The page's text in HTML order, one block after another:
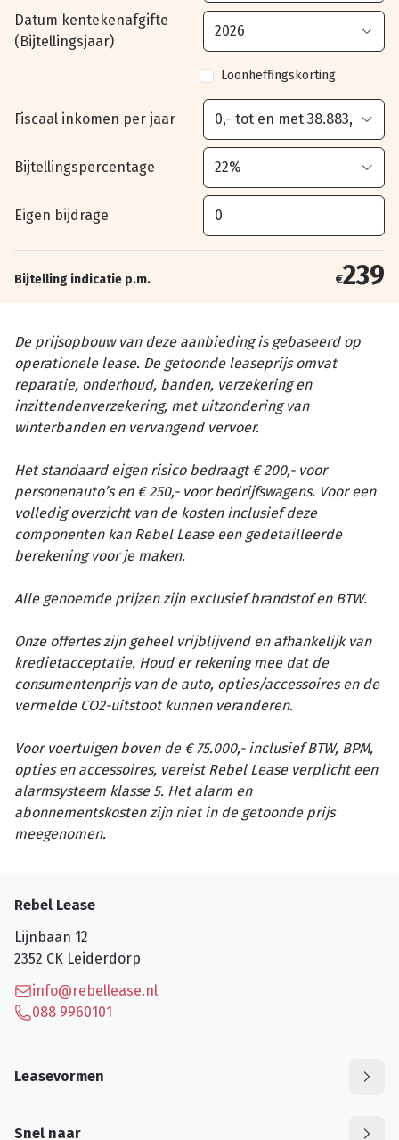
Datum kentekenafgifte
(Bijtellingsjaar)
Loonheffingskorting
Fiscaal inkomen per jaar
Bijtellingspercentage
Eigen bijdrage
Bijtelling indicatie p.m. €239
De prijsopbouw van deze aanbieding is gebaseerd op
operationele lease. De getoonde leaseprijs omvat
reparatie, onderhoud, banden, verzekering en
inzittendenverzekering, met uitzondering van
winterbanden en vervangend vervoer.
Het standaard eigen risico bedraagt € 200,- voor
personenauto’s en € 250,- voor bedrijfswagens. Voor een
volledig overzicht van de kosten inclusief deze
componenten kan Rebel Lease een gedetailleerde
berekening voor je maken.
Alle genoemde prijzen zijn exclusief brandstof en BTW.
Onze offertes zijn geheel vrijblijvend en afhankelijk van
kredietacceptatie. Houd er rekening mee dat de
consumentenprijs van de auto, opties/accessoires en de
vermelde CO2-uitstoot kunnen veranderen.
Voor voertuigen boven de € 75.000,- inclusief BTW, BPM,
opties en accessoires, vereist Rebel Lease verplicht een
alarmsysteem klasse 5. Het alarm en
abonnementskosten zijn niet in de getoonde prijs
meegenomen.
Rebel Lease
Lijnbaan 12
2352 CK Leiderdorp
info@rebellease.nl
088 9960101
Leasevormen
Snel naar